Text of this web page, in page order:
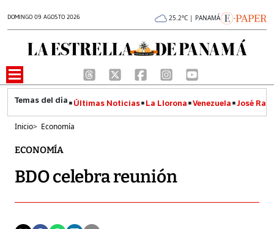
DOMINGO 09 AGOSTO 2026 25.2°C | PANAMÁ
Últimas Noticias La Llorona Venezuela José
Inicio> Economía
ECONOMÍA
BDO celebra reunión